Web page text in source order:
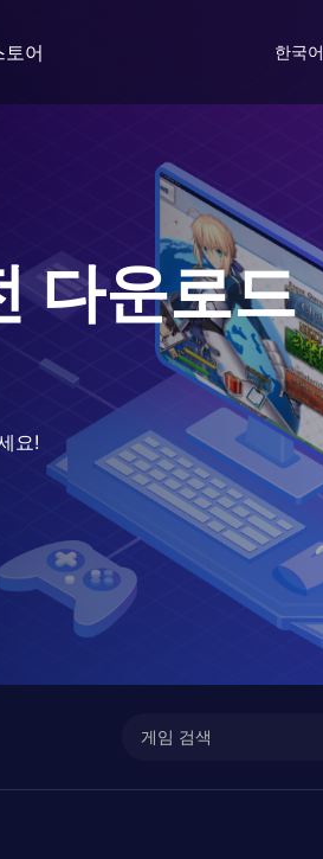
토어 한국어
다운로드
요!